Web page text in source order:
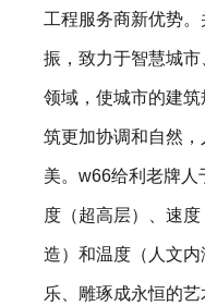
工程服务商新优势
振，致力于智慧城
领域，使城市的建
筑更加协调和自然
美。w66给利老
度（超高层）、速
造）和温度（人文
乐、雕琢成永恒的艺